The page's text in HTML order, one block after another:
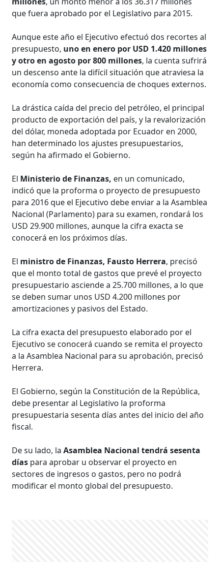
que fuera aprobado por el Legislativo para 2015.
Aunque este año el Ejecutivo efectuó dos recortes al
presupuesto, uno en enero por USD 1.420 millones
y otro en agosto por 800 millones, la cuenta sufrirá
un descenso ante la difícil situación que atraviesa la
economía como consecuencia de choques externos.
La drástica caída del precio del petróleo, el principal
producto de exportación del país, y la revalorización
del dólar, moneda adoptada por Ecuador en 2000,
han determinado los ajustes presupuestarios,
según ha afirmado el Gobierno.
El Ministerio de Finanzas, en un comunicado,
indicó que la proforma o proyecto de presupuesto
para 2016 que el Ejecutivo debe enviar a la Asamblea
Nacional (Parlamento) para su examen, rondará los
USD 29.900 millones, aunque la cifra exacta se
conocerá en los próximos días.
El ministro de Finanzas, Fausto Herrera, precisó
que el monto total de gastos que prevé el proyecto
presupuestario asciende a 25.700 millones, a lo que
se deben sumar unos USD 4.200 millones por
amortizaciones y pasivos del Estado.
La cifra exacta del presupuesto elaborado por el
Ejecutivo se conocerá cuando se remita el proyecto
a la Asamblea Nacional para su aprobación, precisó
Herrera.
El Gobierno, según la Constitución de la República,
debe presentar al Legislativo la proforma
presupuestaria sesenta días antes del inicio del año
fiscal.
De su lado, laAsamblea Nacional tendrá sesenta
días para aprobar u observar el proyecto en
sectores de ingresos o gastos, pero no podrá
modificar el monto global del presupuesto.